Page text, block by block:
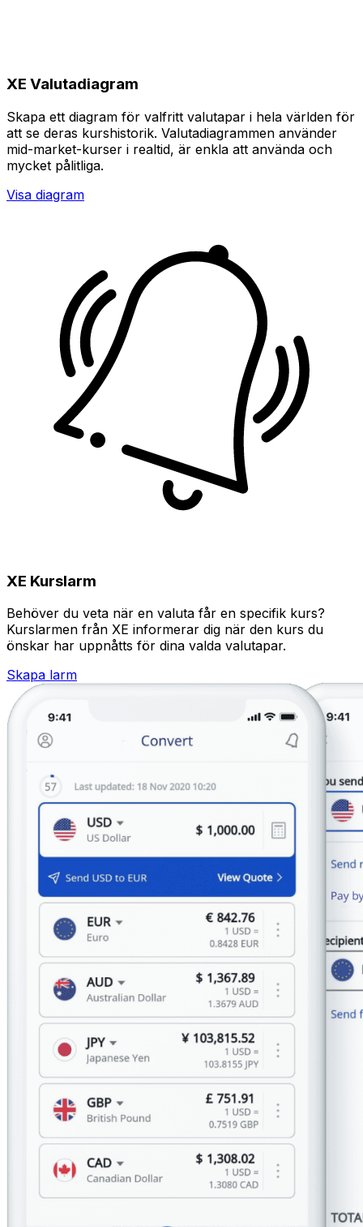
XE Valutadiagram
Skapa ett diagram för valfritt valutapar i hela världen för
att se deras kurshistorik. Valutadiagrammen använder
mid-market-kurser i realtid, är enkla att använda och
mycket pålitliga.
Visa diagram
XE Kurslarm
Behöver du veta när en valuta får en specifik kurs?
Kurslarmen från XE informerar dig när den kurs du
önskar har uppnåtts för dina valda valutapar.
Skapa larm